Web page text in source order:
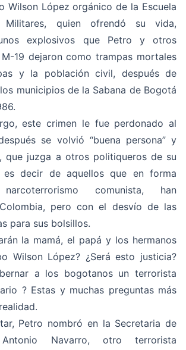
Wilson López orgánico de la Escuela
Militares, quien ofrendó su vida,
explosivos que Petro y otros
19 dejaron como trampas mortales
y la población civil, después de
municipios de la Sabana de Bogotá
este crimen le fue perdonado al
se volvió “buena persona” y
que juzga a otros politiqueros de su
es decir de aquellos que en forma
comunista, han
pero con el desvío de las
para sus bolsillos.
la mamá, el papá y los hermanos
Wilson López? ¿Será esto justicia?
a los bogotanos un terrorista
? Estas y muchas preguntas más
Petro nombró en la Secretaria de
Navarro, otro terrorista